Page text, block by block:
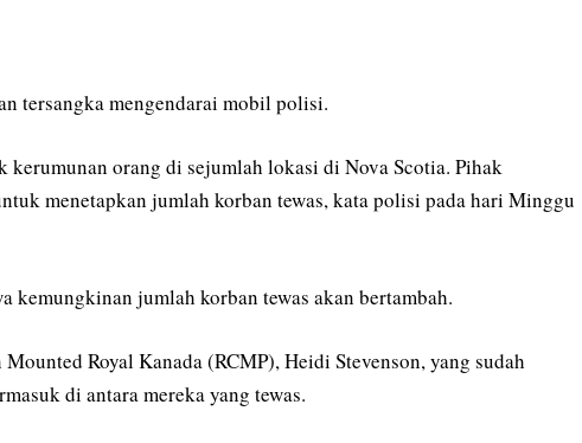
tersangka mengendarai mobil polisi.
kerumunan orang di sejumlah lokasi di Nova Scotia. Pihak
menetapkan jumlah korban tewas, kata polisi pada hari Minggu
kemungkinan jumlah korban tewas akan bertambah.
Royal Kanada (RCMP), Heidi Stevenson, yang sudah
di antara mereka yang tewas.